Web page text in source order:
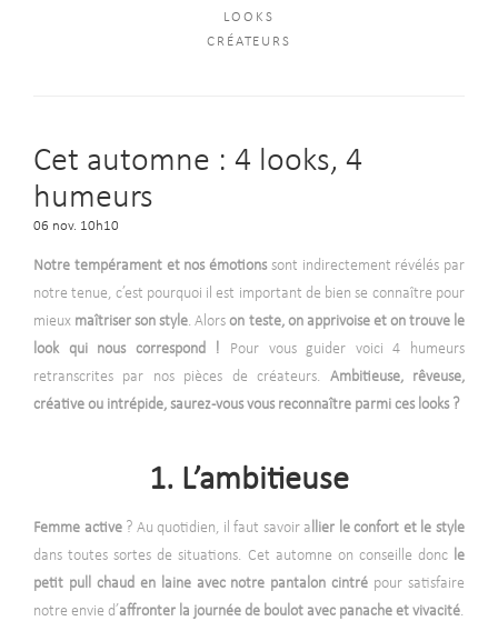
LOOKS
CRÉATEURS
Cet automne : 4 looks, 4
humeurs
06 nov. 10h10
Notre tempérament et nos émotionssont indirectement révélés par
notre tenue, c’est pourquoi il est important de bien se connaître pour
mieux maîtriser son style. Alorson teste, on apprivoise et on trouve le
look qui nous correspond ! Pour vous guider voici 4 humeurs
retranscrites par nos pièces de créateurs. Ambitieuse, rêveuse,
créative ou intrépide, saurez-vous vous reconnaître parmi ces looks ?
1. L’ambitieuse
Femme active ? Au quotidien, il faut savoir allier le confort et le style
dans toutes sortes de situations. Cet automne on conseille donc le
petit pull chaud en laine avec notre pantalon cintré pour satisfaire
notre envie d’affronter la journée de boulot avec panache et vivacité.